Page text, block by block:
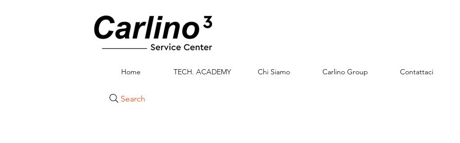
Home TECH. ACADEMY Chi Siamo Carlino Group Contattaci
Search